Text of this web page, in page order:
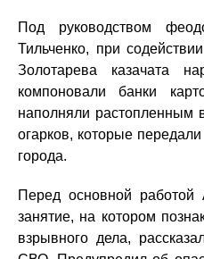
Под руководством
Тильченко, при
Золотарева казачата
компоновали банки
наполняли растопленным
огарков, которые
города.
Перед основной работой
занятие, на котором
взрывного дела,